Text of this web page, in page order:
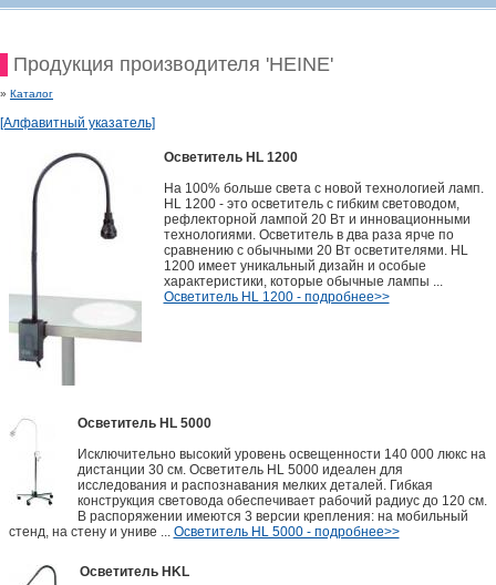
Продукция производителя 'HEINE'
» Каталог
[Алфавитный указатель]
Осветитель HL 1200
На 100% больше света с новой технологией ламп.
HL 1200 - это осветитель с гибким световодом,
рефлекторной лампой 20 Вт и инновационными
технологиями. Осветитель в два раза ярче по
сравнению с обычными 20 Вт осветителями. HL
1200 имеет уникальный дизайн и особые
характеристики, которые обычные лампы ...
Осветитель HL 1200 - подробнее>>
Осветитель HL 5000
Исключительно высокий уровень освещенности 140 000 люкс на
дистанции 30 см. Осветитель HL 5000 идеален для
исследования и распознавания мелких деталей. Гибкая
конструкция световода обеспечивает рабочий радиус до 120 см.
В распоряжении имеются 3 версии крепления: на мобильный
стенд, на стену и униве ... Осветитель HL 5000 - подробнее>>
Осветитель HKL